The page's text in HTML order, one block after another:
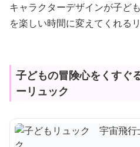
キャラクターデザインが子ど
を楽しい時間に変えてくれる
子どもの冒険心をくすぐ
ーリュック